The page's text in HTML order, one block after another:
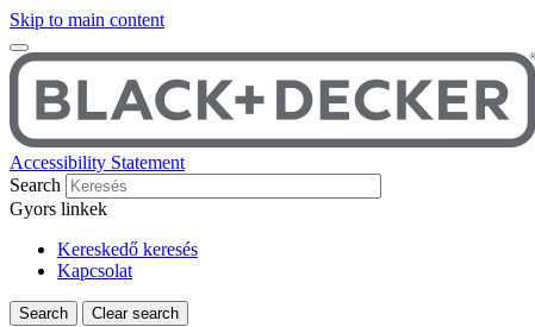
Skip to main content
Accessibility Statement
Search
Gyors linkek
Kereskedő keresés
Kapcsolat